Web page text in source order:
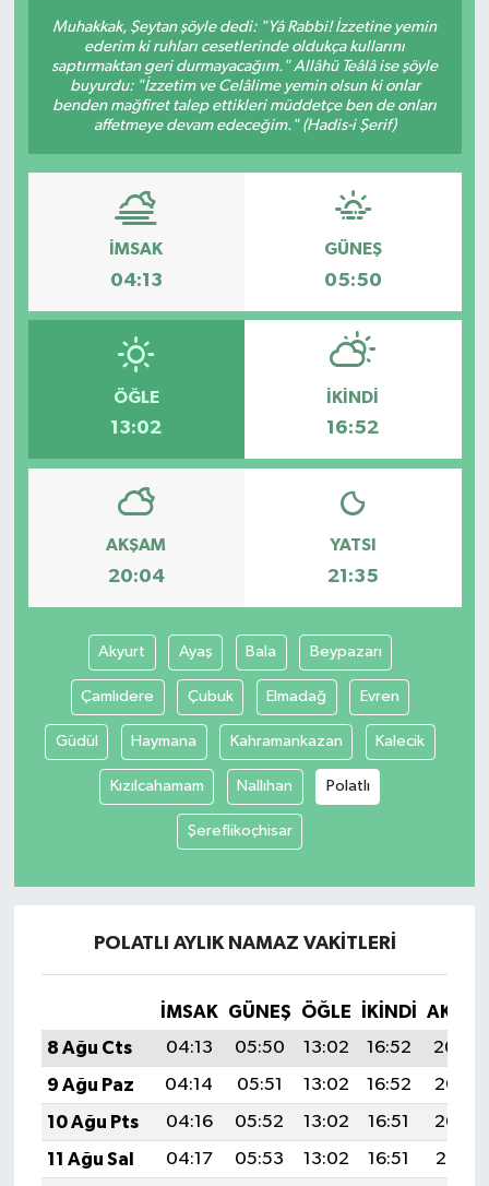
Muhakkak, Şeytan şöyle dedi: "Yâ Rabbi! İzzetine yemin
ederim ki ruhları cesetlerinde oldukça kullarını
saptırmaktan geri durmayacağım." Allâhü Teâlâ ise şöyle
buyurdu: "İzzetim ve Celâlime yemin olsun ki onlar
benden mağfiret talep ettikleri müddetçe ben de onları
affetmeye devam edeceğim." (Hadis-i Şerif)
İMSAK
04:13
GÜNEŞ
05:50
ÖĞLE
13:02
İKINDI
16:52
AKŞAM
20:04
YATSI
21:35
Akyurt Ayaş Bala Beypazarı
Çamlıdere Çubuk Elmadağ Evren
Güdül Haymana Kahramankazan Kalecik
Kızılcahamam Nallıhan Polatlı
Şereflikoçhisar
POLATLI AYLIK NAMAZ VAKITLERI
İMSAK GÜNEŞ ÖĞLE İKINDI
8 Ağu Cts
04:13 05:50 13:02 16:52
20:04
9 Ağu Paz
04:14 05:51 13:02 16:52
20:03
10 Ağu Pts
04:16 05:52 13:02 16:51
20:02
11 Ağu Sal
04:17 05:53 13:02 16:51
20:01